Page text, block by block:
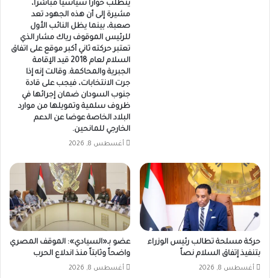
يتطلب حواراً سياسياً مباشراً،
مشيرة إلى أن هذه الجهود تعد
صعبة، بينما يظل النائب الأول
للرئيس الموقوف رياك مشار الذي
تعتبر حركته ثاني أكبر موقع على اتفاق
السلام لعام 2018 قيد الإقامة
الجبرية والمحاكمة. وقالت إنه إذا
جرت الانتخابات، فيجب على قادة
جنوب السودان ضمان إجرائها في
ظروف سلمية وتمويلها من موارد
البلاد الخاصة عوضا عن الدعم
الخارجي للمانحين.
أغسطس 8, 2026
حركة مسلحة تطالب رئيس الوزراء
بتنفيذ إتفاق السلام نصاً
أغسطس 8, 2026
عضو بـ«السيادي»: الموقف المصري
واضحاً وثابتاً منذ اندلاع الحرب
أغسطس 8, 2026